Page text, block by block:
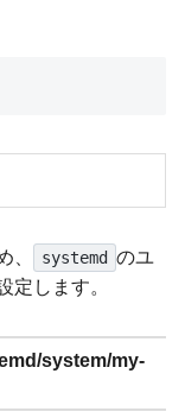
、 systemd のユ
定します。
system/my-